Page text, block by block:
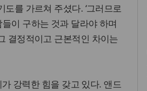
를 가르쳐 주셨다. ‘그러므로
이 구하는 것과 달라야 하며
결정적이고 근본적인 차이는
가 강력한 힘을 갖고 있다. 앤드